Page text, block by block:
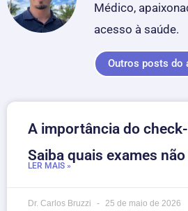
Médico,
acesso à saúde.
Outros posts do
A importância do
Saiba quais exames
LER MAIS »
Dr. Carlos Bruzzi 25 de maio de 2026